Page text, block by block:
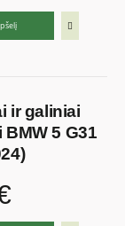
ir galiniai
BMW 5 G31